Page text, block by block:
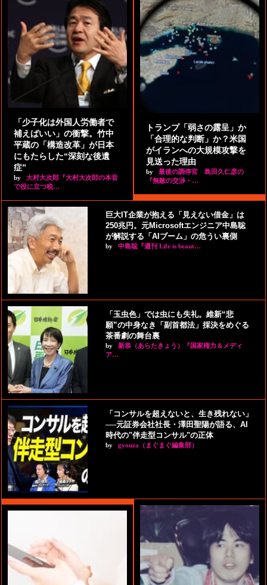
「少子化は外国人労働者で
補えばいい」の衝撃。竹中
平蔵の「構造改革」が日本
にもたらした“深刻な後遺
症”
by
大村大次郎『大村大次郎の本音
で役に立つ税…
トランプ「弱さの露呈」か
「合理的な判断」か？米国
がイランへの大規模攻撃を
見送った理由
by
最後の調停官 島田久仁彦の
『無敵の交渉・…
巨大IT企業が抱える「見えない借金」は
250兆円。元Microsoftエンジニア中島聡
が解説する「AIブーム」の危うい裏側
by 中島聡『週刊 Life is beaut…
「玉虫色」では虫にも失礼。維新“悲
願”の中身なき「副首都法」採決をめぐる
茶番劇の舞台裏
by
新恭（あらたきょう）『国家権力＆メディ
ア…
「コンサルを超えないと、生き残れない」
──元証券会社社長・澤田聖陽が語る、AI
時代の"伴走型コンサル"の正体
by gyouza（まぐまぐ編集部）